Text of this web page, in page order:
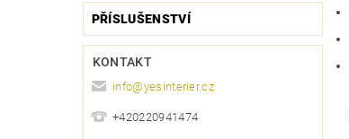
PŘÍSLUŠENSTVÍ
KONTAKT
info@yesinterier.cz
+420220941474